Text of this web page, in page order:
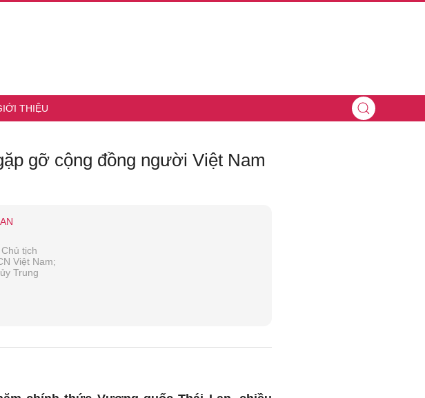
THIỆU
gỡ cộng đồng người Việt Nam
tịch
Việt Nam;
Trung